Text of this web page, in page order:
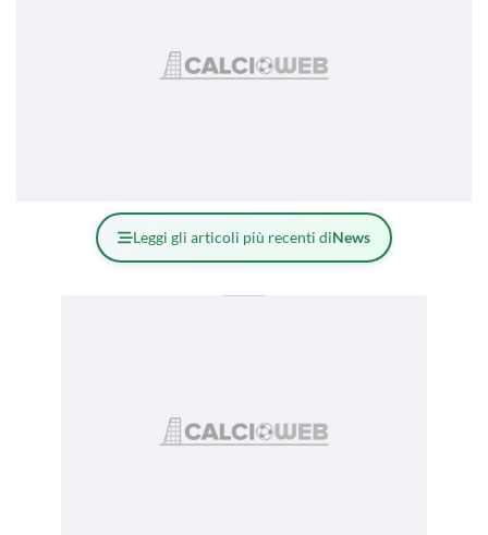
Leggi gli articoli più recenti diNews